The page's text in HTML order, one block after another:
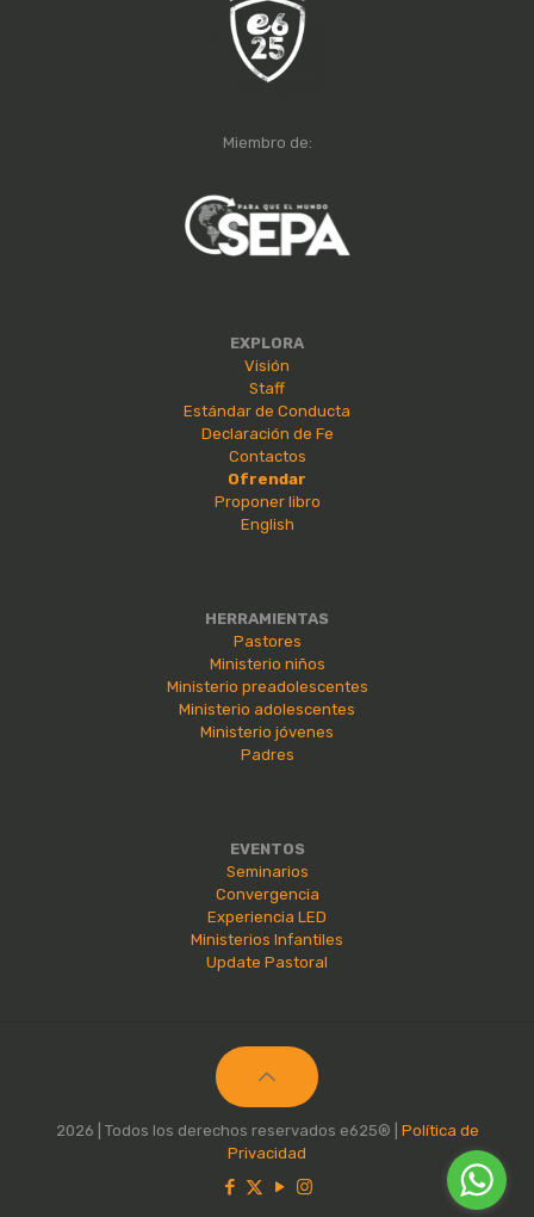
Miembro de:
EXPLORA
Visión
Staff
Estándar de Conducta
Declaración de Fe
Contactos
Ofrendar
Proponer libro
English
HERRAMIENTAS
Pastores
Ministerio niños
Ministerio preadolescentes
Ministerio adolescentes
Ministerio jóvenes
Padres
EVENTOS
Seminarios
Convergencia
Experiencia LED
Ministerios Infantiles
Update Pastoral
2026 | Todos los derechos reservados e625® | Política de
Privacidad